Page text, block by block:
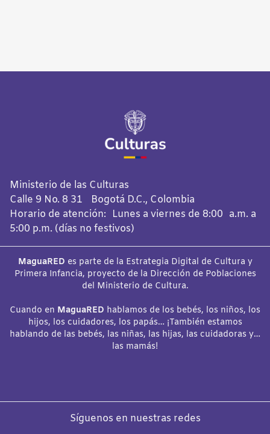
Ministerio de las Culturas
Calle 9 No. 8 31 Bogotá D.C., Colombia
Horario de atención: Lunes a viernes de 8:00 a.m. a
5:00 p.m. (días no festivos)
MaguaRED es parte de la Estrategia Digital de Cultura y
Primera Infancia, proyecto de la Dirección de Poblaciones
del Ministerio de Cultura.
Cuando en MaguaRED hablamos de los bebés, los niños, los
hijos, los cuidadores, los papás… ¡También estamos
hablando de las bebés, las niñas, las hijas, las cuidadoras y…
las mamás!
Síguenos en nuestras redes